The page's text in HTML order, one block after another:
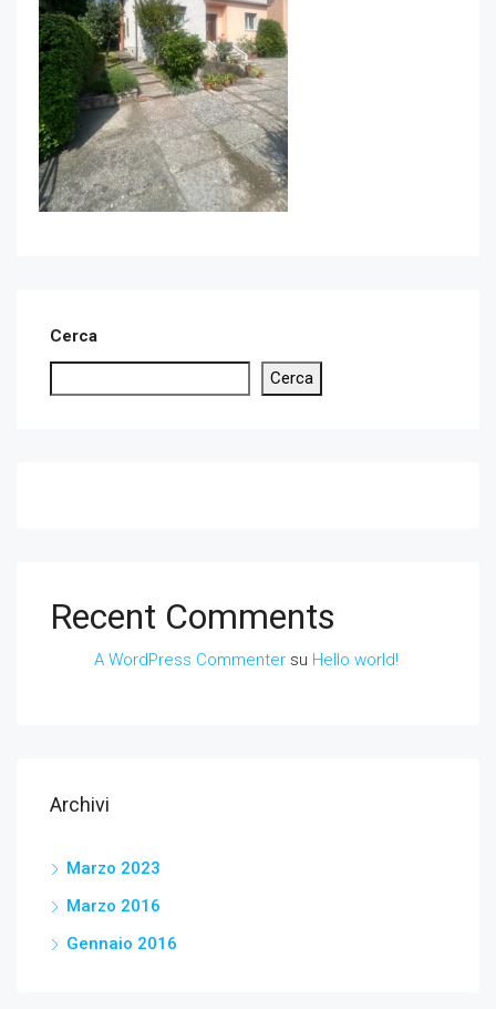
Cerca
Cerca
Recent Comments
A WordPress Commenter su Hello world!
Archivi
Marzo 2023
Marzo 2016
Gennaio 2016